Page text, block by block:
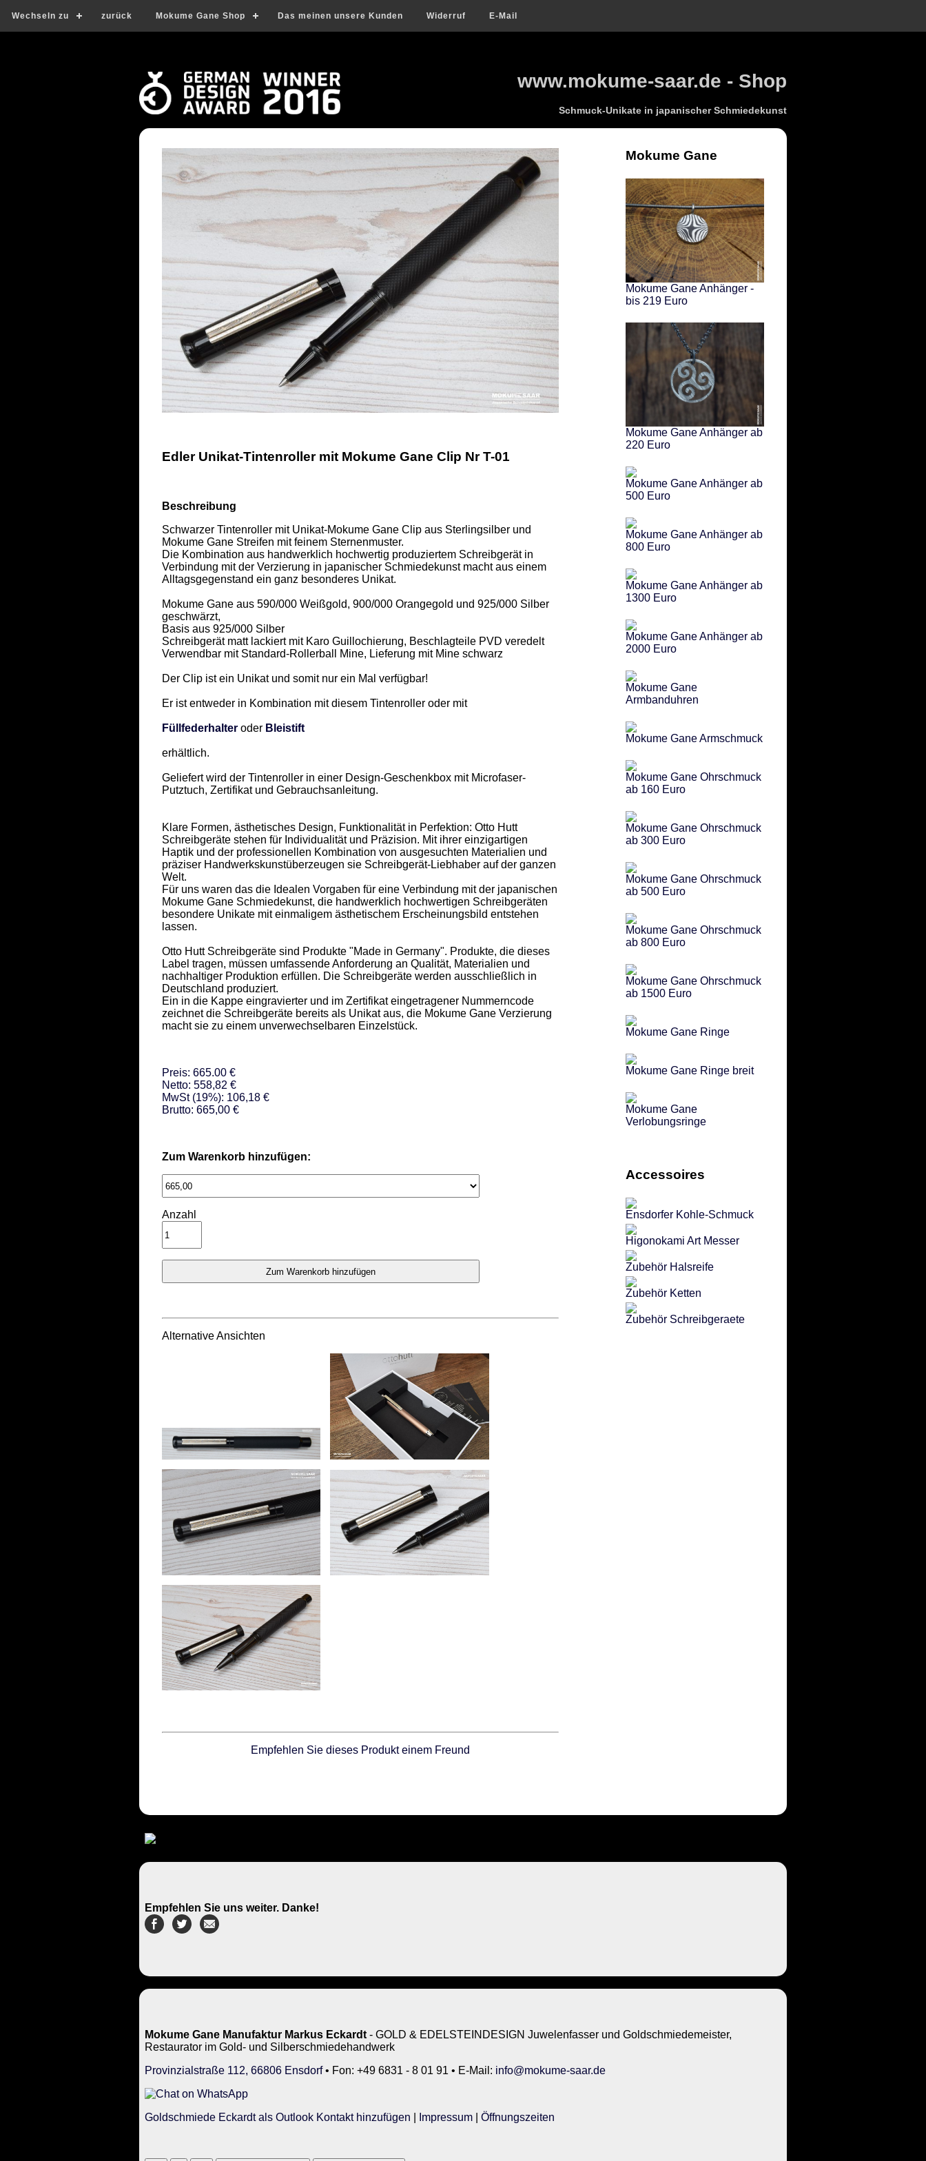
Wechseln zu zurück Mokume Gane Shop Das meinen unsere Kunden Widerruf E-Mail
www.mokume-saar.de - Shop
Schmuck-Unikate in japanischer Schmiedekunst
Edler Unikat-Tintenroller mit Mokume Gane Clip Nr T-01
Beschreibung
Schwarzer Tintenroller mit Unikat-Mokume Gane Clip aus Sterlingsilber und
Mokume Gane Streifen mit feinem Sternenmuster.
Die Kombination aus handwerklich hochwertig produziertem Schreibgerät in
Verbindung mit der Verzierung in japanischer Schmiedekunst macht aus einem
Alltagsgegenstand ein ganz besonderes Unikat.
Mokume Gane aus 590/000 Weißgold, 900/000 Orangegold und 925/000 Silber
geschwärzt,
Basis aus 925/000 Silber
Schreibgerät matt lackiert mit Karo Guillochierung, Beschlagteile PVD veredelt
Verwendbar mit Standard-Rollerball Mine, Lieferung mit Mine schwarz
Der Clip ist ein Unikat und somit nur ein Mal verfügbar!
Er ist entweder in Kombination mit diesem Tintenroller oder mit
Füllfederhalter oder Bleistift
erhältlich.
Geliefert wird der Tintenroller in einer Design-Geschenkbox mit Microfaser-
Putztuch, Zertifikat und Gebrauchsanleitung.
Klare Formen, ästhetisches Design, Funktionalität in Perfektion: Otto Hutt
Schreibgeräte stehen für Individualität und Präzision. Mit ihrer einzigartigen
Haptik und der professionellen Kombination von ausgesuchten Materialien und
präziser Handwerkskunstüberzeugen sie Schreibgerät-Liebhaber auf der ganzen
Welt.
Für uns waren das die Idealen Vorgaben für eine Verbindung mit der japanischen
Mokume Gane Schmiedekunst, die handwerklich hochwertigen Schreibgeräten
besondere Unikate mit einmaligem ästhetischem Erscheinungsbild entstehen
lassen.
Otto Hutt Schreibgeräte sind Produkte "Made in Germany". Produkte, die dieses
Label tragen, müssen umfassende Anforderung an Qualität, Materialien und
nachhaltiger Produktion erfüllen. Die Schreibgeräte werden ausschließlich in
Deutschland produziert.
Ein in die Kappe eingravierter und im Zertifikat eingetragener Nummerncode
zeichnet die Schreibgeräte bereits als Unikat aus, die Mokume Gane Verzierung
macht sie zu einem unverwechselbaren Einzelstück.
Preis: 665.00 €
Netto: 558,82 €
MwSt (19%): 106,18 €
Brutto: 665,00 €
Zum Warenkorb hinzufügen:
Anzahl
Alternative Ansichten
Empfehlen Sie dieses Produkt einem Freund
Mokume Gane
Mokume Gane Anhänger -
bis 219 Euro
Mokume Gane Anhänger ab
220 Euro
Mokume Gane Anhänger ab
500 Euro
Mokume Gane Anhänger ab
800 Euro
Mokume Gane Anhänger ab
1300 Euro
Mokume Gane Anhänger ab
2000 Euro
Mokume Gane
Armbanduhren
Mokume Gane Armschmuck
Mokume Gane Ohrschmuck
ab 160 Euro
Mokume Gane Ohrschmuck
ab 300 Euro
Mokume Gane Ohrschmuck
ab 500 Euro
Mokume Gane Ohrschmuck
ab 800 Euro
Mokume Gane Ohrschmuck
ab 1500 Euro
Mokume Gane Ringe
Mokume Gane Ringe breit
Mokume Gane
Verlobungsringe
Accessoires
Ensdorfer Kohle-Schmuck
Higonokami Art Messer
Zubehör Halsreife
Zubehör Ketten
Zubehör Schreibgeraete
Empfehlen Sie uns weiter. Danke!
Mokume Gane Manufaktur Markus Eckardt - GOLD & EDELSTEINDESIGN Juwelenfasser und Goldschmiedemeister,
Restaurator im Gold- und Silberschmiedehandwerk
Provinzialstraße 112, 66806 Ensdorf• Fon: +49 6831 - 8 01 91 • E-Mail: info@mokume-saar.de
Goldschmiede Eckardt als Outlook Kontakt hinzufügen Impressum Öffnungszeiten